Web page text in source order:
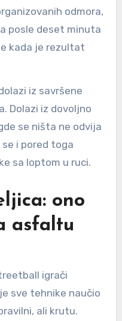
odmora,
posle deset minuta
kada je rezultat
iz savršene
Dolazi iz dovoljno
se ništa ne odvija
i pored toga
sa loptom u ruci.
ono
asfaltu
igrači
sve tehnike naučio
ali krutu.